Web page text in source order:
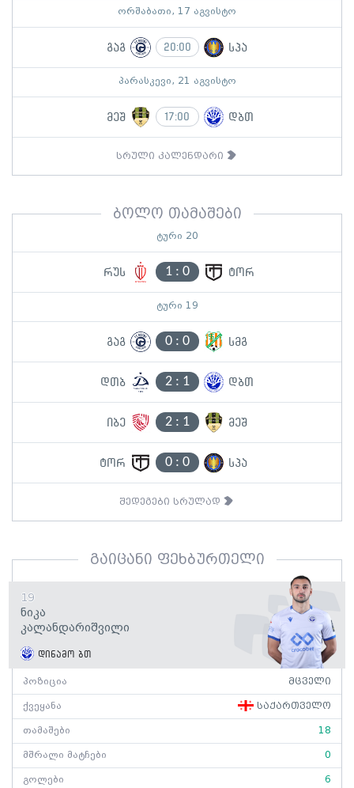
ორშაბათი, 17 აგვისტო
გაგ 20:00 სპა
პარასკევი, 21 აგვისტო
მეშ 17:00 დბთ
სრული კალენდარი
ბოლო თამაშები
ტური 20
რუს 1: 0 ტორ
ტური 19
გაგ 0: 0 სმგ
დთბ 2: 1 დბთ
იბე 2: 1 მეშ
ტორ 0: 0 სპა
შედეგები სრულად
გაიცანი ფეხბურთელი
19
Ნიკა
Კალანდარიშვილი
დინამო ბთ
პოზიცია მცველი
ქვეყანა საქართველო
თამაშები 18
მშრალი მატჩები 0
გოლები 6